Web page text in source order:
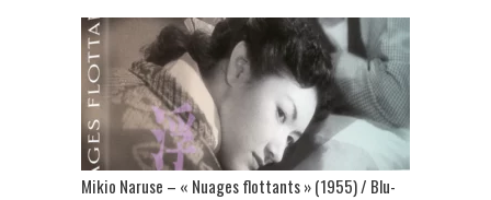
Mikio Naruse – « Nuages flottants » (1955) / Blu-